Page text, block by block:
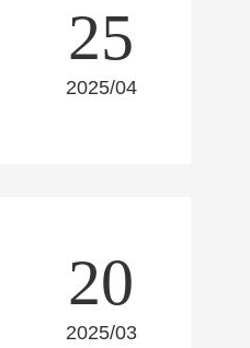
25
2025/04
20
2025/03